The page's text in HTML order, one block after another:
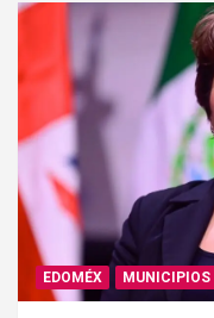
EDOMÉX MUNICIPIOS